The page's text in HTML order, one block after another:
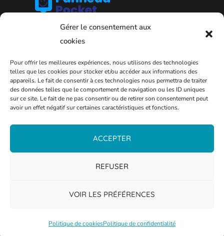
Gérer le consentement aux
cookies
Pour offrir les meilleures expériences, nous utilisons des technologies
telles que les cookies pour stocker et/ou accéder aux informations des
appareils. Le fait de consentir à ces technologies nous permettra de traiter
des données telles que le comportement de navigation ou les ID uniques
sur ce site. Le fait de ne pas consentir ou de retirer son consentement peut
avoir un effet négatif sur certaines caractéristiques et fonctions.
ACCEPTER
REFUSER
VOIR LES PRÉFÉRENCES
Politique de cookiesPolitique de confidentialité